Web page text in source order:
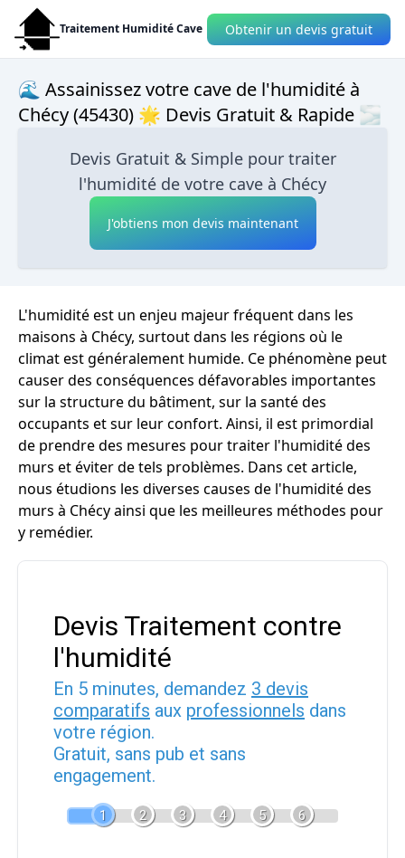
Traitement Humidité Cave Obtenir un devis gratuit
🌊 Assainissez votre cave de l'humidité à
Chécy (45430) 🌟 Devis Gratuit & Rapide 🌫
Devis Gratuit & Simple pour traiter
l'humidité de votre cave à Chécy
J'obtiens mon devis maintenant
L'humidité est un enjeu majeur fréquent dans les
maisons à Chécy, surtout dans les régions où le
climat est généralement humide. Ce phénomène peut
causer des conséquences défavorables importantes
sur la structure du bâtiment, sur la santé des
occupants et sur leur confort. Ainsi, il est primordial
de prendre des mesures pour traiter l'humidité des
murs et éviter de tels problèmes. Dans cet article,
nous étudions les diverses causes de l'humidité des
murs à Chécy ainsi que les meilleures méthodes pour
y remédier.
Devis Traitement contre
l'humidité
En 5 minutes, demandez 3 devis
comparatifs aux professionnels dans
votre région.
Gratuit, sans pub et sans
engagement.
1 2 3 4 5 6